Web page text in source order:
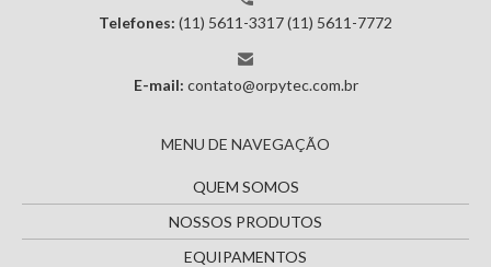
Telefones: (11) 5611-3317(11) 5611-7772
E-mail: contato@orpytec.com.br
MENU DE NAVEGAÇÃO
QUEM SOMOS
NOSSOS PRODUTOS
EQUIPAMENTOS